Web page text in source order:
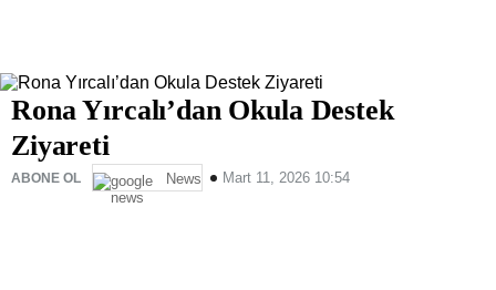
Rona Yırcalı’dan Okula Destek
Ziyareti
ABONE OL News Mart 11, 2026 10:54